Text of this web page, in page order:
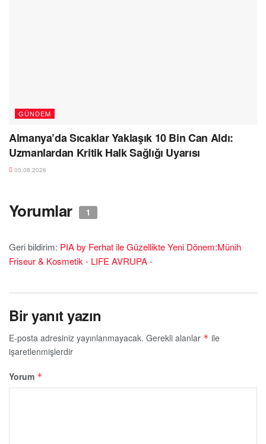
GÜNDEM
Almanya’da Sıcaklar Yaklaşık 10 Bin Can Aldı:
Uzmanlardan Kritik Halk Sağlığı Uyarısı
05.08.2026
Yorumlar 1
Geri bildirim: PIA by Ferhat ile Güzellikte Yeni Dönem:Münih
Friseur & Kosmetik - LIFE AVRUPA -
Bir yanıt yazın
E-posta adresiniz yayınlanmayacak. Gerekli alanlar * ile
işaretlenmişlerdir
Yorum *